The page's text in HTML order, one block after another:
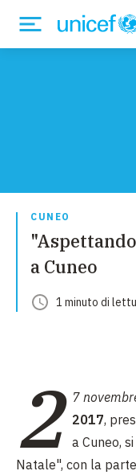
CUNEO
a Cuneo
1 minuto di
2 7
2017,
a Cuneo,
Natale", con la